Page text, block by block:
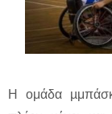
Η ομάδα